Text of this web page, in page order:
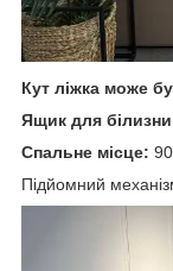
Кут ліжка може
Ящик для білизни
Спальне місце:
Підйомний